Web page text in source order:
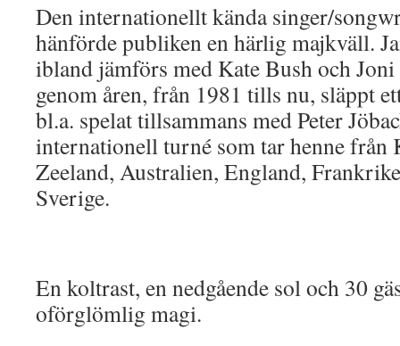
Den internationellt kända singer/
hänförde publiken en härlig majkväll.
ibland jämförs med Kate Bush och
genom åren, från 1981 tills nu, släppt
bl.a. spelat tillsammans med Peter
internationell turné som tar henne från
Zeeland, Australien, England,
Sverige.
En koltrast, en nedgående sol och 30
oförglömlig magi.